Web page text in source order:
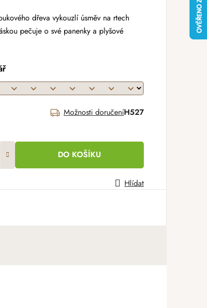
dřeva vykouzlí úsměv na rtech
pečuje o své panenky a plyšové
Možnosti doručeníH527
DO KOŠÍKU
Hlídat